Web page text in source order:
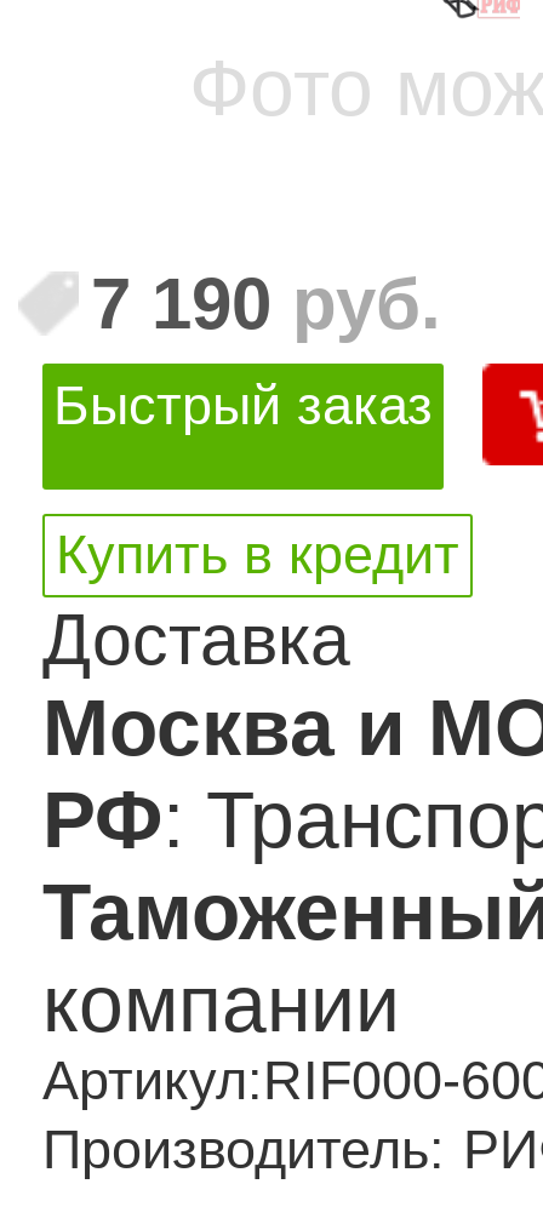
Фото
7 190 руб.
Быстрый заказ
Купить в кредит
Доставка
Москва и
РФ:
компании
Артикул:RIF000-
Производитель: